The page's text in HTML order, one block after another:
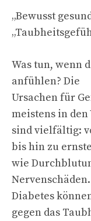
„Bewusst
Was tun, wenn
anfühlen? Die
Ursachen für
meistens in den
sind vielfältig:
bis hin zu
wie
Diabetes
gegen das